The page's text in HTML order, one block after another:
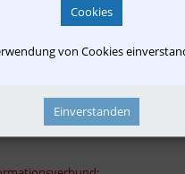
Cookies
von Cookies
Einverstanden